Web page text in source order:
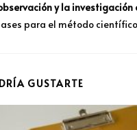
y la
para el método
GUSTARTE